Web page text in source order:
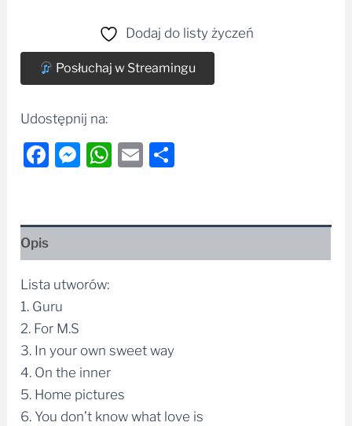
Dodaj do listy życzeń
Posłuchaj w Streamingu
Udostępnij na:
Facebook
Messenger
WhatsApp
Email
Opis
Lista utworów:
1. Guru
2. For M.S
3. In your own sweet way
4. On the inner
5. Home pictures
6. You don’t know what love is